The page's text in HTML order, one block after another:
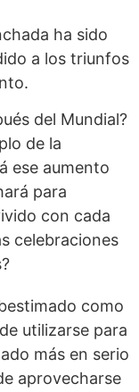
ha sido
a los triunfos
del Mundial?
de la
ese aumento
para
con cada
celebraciones
como
utilizarse para
más en serio
aprovecharse